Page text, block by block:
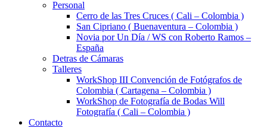
Personal
Cerro de las Tres Cruces ( Cali – Colombia )
San Cipriano ( Buenaventura – Colombia )
Novia por Un Día / WS con Roberto Ramos –
España
Detras de Cámaras
Talleres
WorkShop III Convención de Fotógrafos de
Colombia ( Cartagena – Colombia )
WorkShop de Fotografía de Bodas Will
Fotografía ( Cali – Colombia )
Contacto